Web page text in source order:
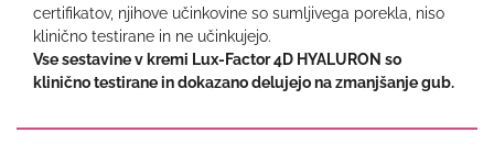
certifikatov, njihove učinkovine so sumljivega porekla, niso
klinično testirane in ne učinkujejo.
Vse sestavine v kremi Lux-Factor 4D HYALURON so
klinično testirane in dokazano delujejo na zmanjšanje gub.